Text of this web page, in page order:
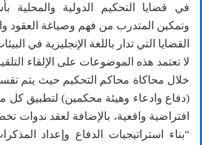
في قضايا التحكيم الدولية والمحلية
وتمكين المتدرب من فهم وصياغة العقود
القضايا التي تدار باللغة الإنجليزية في
لا تعتمد هذه الموضوعات على الإلقاء
خلال محاكاة محاكم التحكيم حيث يتم
(دفاع وادعاء وهيئة محكمين) لتطبيق كل
افتراضية واقعية، بالإضافة لعقد ندوات
“بناء استراتيجيات الدفاع وإعداد